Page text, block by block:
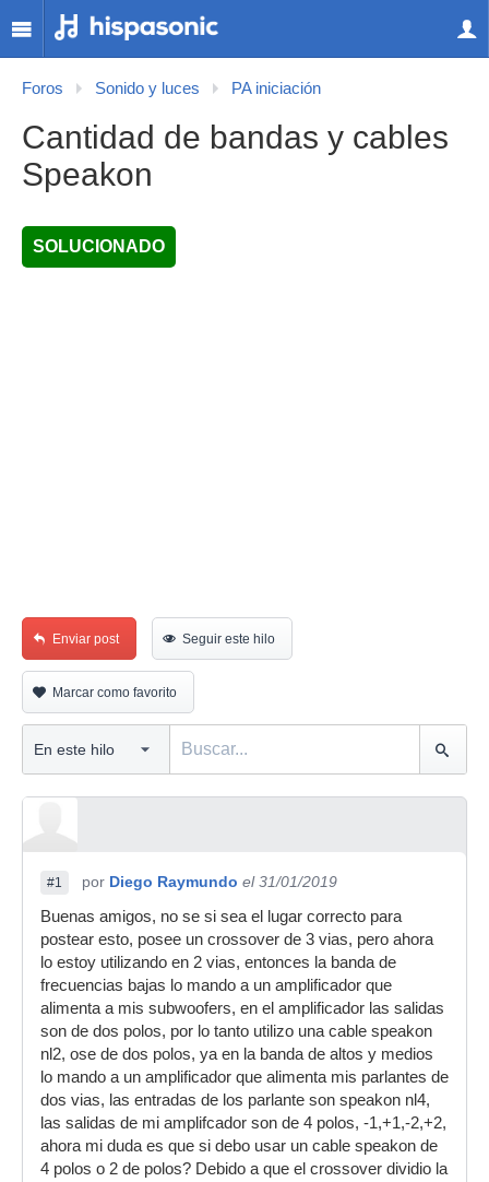
Foros Sonido y luces PA iniciación
Cantidad de bandas y cables
Speakon
SOLUCIONADO
Enviar post Seguir este hilo
Marcar como favorito
#1 por Diego Raymundo el 31/01/2019
Buenas amigos, no se si sea el lugar correcto para
postear esto, posee un crossover de 3 vias, pero ahora
lo estoy utilizando en 2 vias, entonces la banda de
frecuencias bajas lo mando a un amplificador que
alimenta a mis subwoofers, en el amplificador las salidas
son de dos polos, por lo tanto utilizo una cable speakon
nl2, ose de dos polos, ya en la banda de altos y medios
lo mando a un amplificador que alimenta mis parlantes de
dos vias, las entradas de los parlante son speakon nl4,
las salidas de mi amplifcador son de 4 polos, -1,+1,-2,+2,
ahora mi duda es que si debo usar un cable speakon de
4 polos o 2 de polos? Debido a que el crossover dividio la